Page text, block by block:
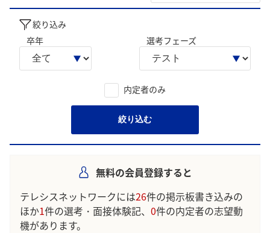
絞り込み
卒年
選考フェーズ
内定者のみ
絞り込む
無料の会員登録すると
テレシスネットワークには26件の掲示板書き込みの
ほか1件の選考・面接体験記、 0件の内定者の志望動
機があります。